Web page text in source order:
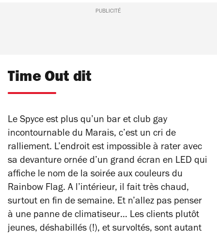
PUBLICITÉ
Time Out dit
Le Spyce est plus qu’un bar et club gay
incontournable du Marais, c’est un cri de
ralliement. L’endroit est impossible à rater avec
sa devanture ornée d’un grand écran en LED qui
affiche le nom de la soirée aux couleurs du
Rainbow Flag. A l’intérieur, il fait très chaud,
surtout en fin de semaine. Et n’allez pas penser
à une panne de climatiseur… Les clients plutôt
jeunes, déshabillés (!), et survoltés, sont autant